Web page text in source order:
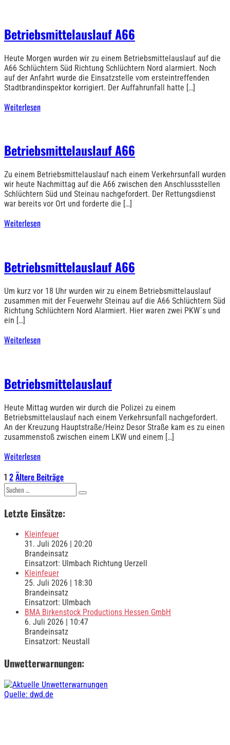
Betriebsmittelauslauf A66
Heute Morgen wurden wir zu einem Betriebsmittelauslauf auf die
A66 Schlüchtern Süd Richtung Schlüchtern Nord alarmiert. Noch
auf der Anfahrt wurde die Einsatzstelle vom ersteintreffenden
Stadtbrandinspektor korrigiert. Der Auffahrunfall hatte […]
Weiterlesen
Betriebsmittelauslauf A66
Zu einem Betriebsmittelauslauf nach einem Verkehrsunfall wurden
wir heute Nachmittag auf die A66 zwischen den Anschlussstellen
Schlüchtern Süd und Steinau nachgefordert. Der Rettungsdienst
war bereits vor Ort und forderte die […]
Weiterlesen
Betriebsmittelauslauf A66
Um kurz vor 18 Uhr wurden wir zu einem Betriebsmittelauslauf
zusammen mit der Feuerwehr Steinau auf die A66 Schlüchtern Süd
Richtung Schlüchtern Nord Alarmiert. Hier waren zwei PKW´s und
ein […]
Weiterlesen
Betriebsmittelauslauf
Heute Mittag wurden wir durch die Polizei zu einem
Betriebsmittelauslauf nach einem Verkehrsunfall nachgefordert.
An der Kreuzung Hauptstraße/Heinz Desor Straße kam es zu einen
zusammenstoß zwischen einem LKW und einem […]
Weiterlesen
Seitennummerierung
der
Beiträge
1 2Ältere Beiträge
Suchen
nach:
Letzte Einsätze:
Kleinfeuer
31. Juli 2026
20:20
Brandeinsatz
Einsatzort: Ulmbach Richtung Uerzell
Kleinfeuer
25. Juli 2026
18:30
Brandeinsatz
Einsatzort: Ulmbach
BMA Birkenstock Productions Hessen GmbH
6. Juli 2026
10:47
Brandeinsatz
Einsatzort: Neustall
Unwetterwarnungen:
Quelle: dwd.de